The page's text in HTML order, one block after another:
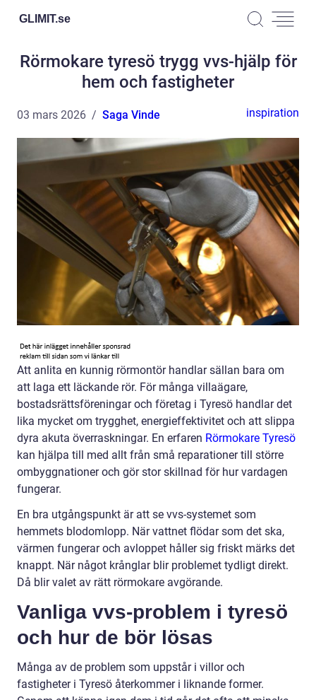
GLIMIT.se
Rörmokare tyresö trygg vvs-hjälp för
hem och fastigheter
03 mars 2026 Saga Vinde inspiration
Att anlita en kunnig rörmontör handlar sällan bara om
att laga ett läckande rör. För många villaägare,
bostadsrättsföreningar och företag i Tyresö handlar det
lika mycket om trygghet, energieffektivitet och att slippa
dyra akuta överraskningar. En erfaren Rörmokare Tyresö
kan hjälpa till med allt från små reparationer till större
ombyggnationer och gör stor skillnad för hur vardagen
fungerar.
En bra utgångspunkt är att se vvs-systemet som
hemmets blodomlopp. När vattnet flödar som det ska,
värmen fungerar och avloppet håller sig friskt märks det
knappt. När något krånglar blir problemet tydligt direkt.
Då blir valet av rätt rörmokare avgörande.
Vanliga vvs-problem i tyresö
och hur de bör lösas
Många av de problem som uppstår i villor och
fastigheter i Tyresö återkommer i liknande former.